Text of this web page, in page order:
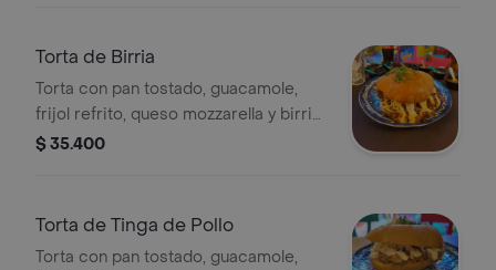
Torta de Birria
Torta con pan tostado, guacamole,
frijol refrito, queso mozzarella y birria,
cubierta con hierbas frescas.
$ 35.400
Torta de Tinga de Pollo
Torta con pan tostado, guacamole,